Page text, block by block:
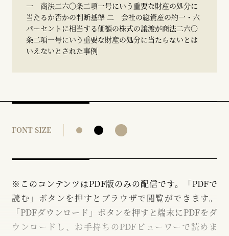
一 商法二六〇条二項一号にいう重要な財産の処分に
当たるか否かの判断基準 二 会社の総資産の約一・六
パーセントに相当する価額の株式の譲渡が商法二六〇
条二項一号にいう重要な財産の処分に当たらないとは
いえないとされた事例
FONT SIZE
※このコンテンツはPDF版のみの配信です。「PDFで
読む」ボタンを押すとブラウザで閲覧ができます。
「PDFダウンロード」ボタンを押すと端末にPDFをダ
ウンロードし、お手持ちのPDFビューワーで読めま